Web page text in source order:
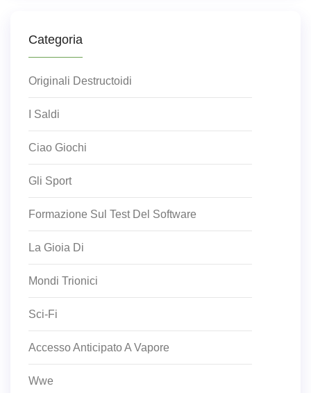
Categoria
Originali Destructoidi
I Saldi
Ciao Giochi
Gli Sport
Formazione Sul Test Del Software
La Gioia Di
Mondi Trionici
Sci-Fi
Accesso Anticipato A Vapore
Wwe